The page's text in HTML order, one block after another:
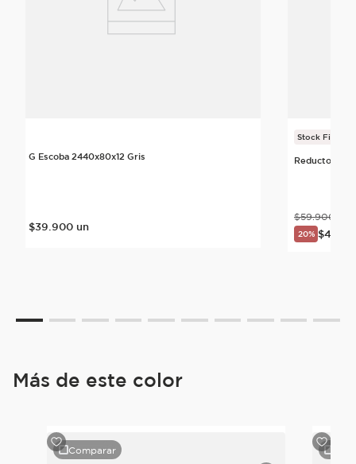
G Escoba 2440x80x12 Gris
$39.900 un
Stock Final
Reductor
$59.900
20% $47
Más de este color
Comparar